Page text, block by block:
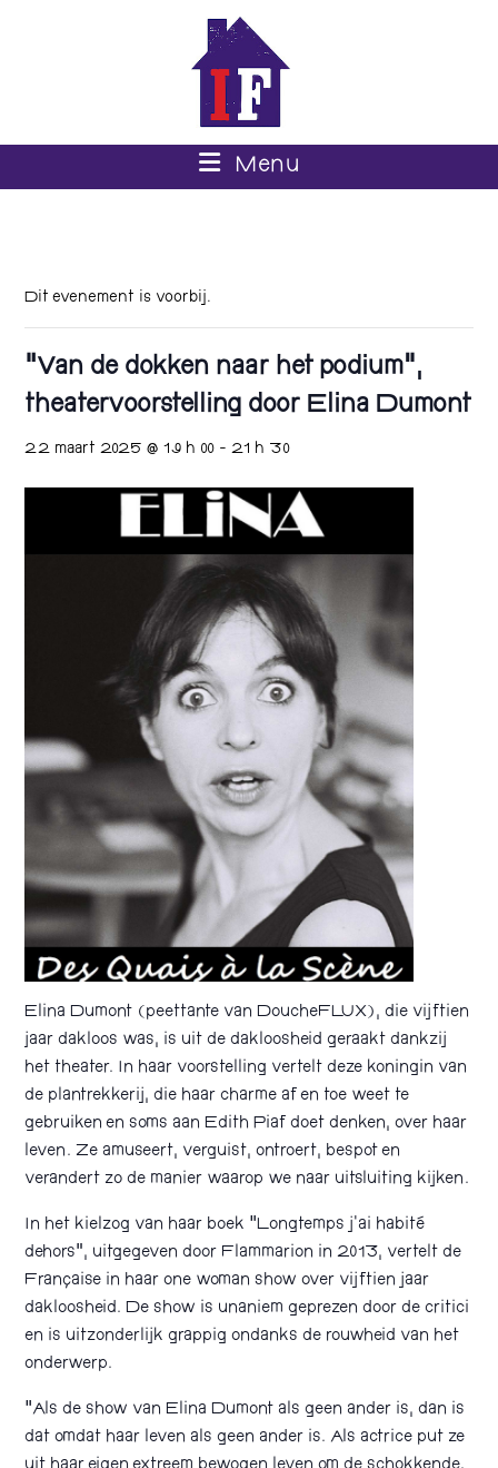
Menu
Dit evenement is voorbij.
“Van de dokken naar het podium”,
theatervoorstelling door Elina Dumont
22 maart 2025 @ 19 h 00 -21 h 30
Elina Dumont (peettante van DoucheFLUX), die vijftien
jaar dakloos was, is uit de dakloosheid geraakt dankzij
het theater. In haar voorstelling vertelt deze koningin van
de plantrekkerij, die haar charme af en toe weet te
gebruiken en soms aan Edith Piaf doet denken, over haar
leven. Ze amuseert, verguist, ontroert, bespot en
verandert zo de manier waarop we naar uitsluiting kijken.
In het kielzog van haar boek “Longtemps j’ai habité
dehors”, uitgegeven door Flammarion in 2013, vertelt de
Française in haar one woman show over vijftien jaar
dakloosheid. De show is unaniem geprezen door de critici
en is uitzonderlijk grappig ondanks de rouwheid van het
onderwerp.
“Als de show van Elina Dumont als geen ander is, dan is
dat omdat haar leven als geen ander is. Als actrice put ze